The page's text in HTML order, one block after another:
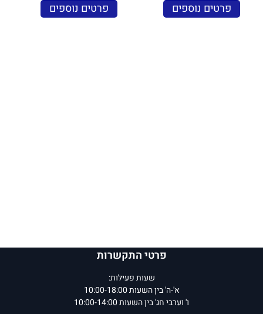
פרטים נוספים פרטים נוספים
פרטי התקשרות
שעות פעילות:
א'-ה' בין השעות 10:00-18:00
ו' וערבי חג' בין השעות 10:00-14:00